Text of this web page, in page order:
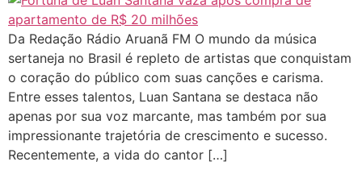
Da Redação Rádio Aruanã FM O mundo da música
sertaneja no Brasil é repleto de artistas que conquistam
o coração do público com suas canções e carisma.
Entre esses talentos, Luan Santana se destaca não
apenas por sua voz marcante, mas também por sua
impressionante trajetória de crescimento e sucesso.
Recentemente, a vida do cantor […]